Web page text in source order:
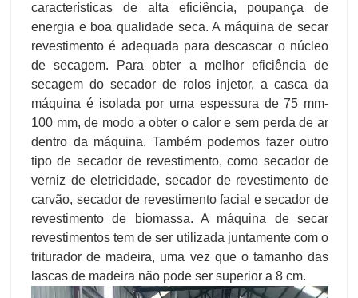
características de alta eficiência, poupança de
energia e boa qualidade seca. A máquina de secar
revestimento é adequada para descascar o núcleo
de secagem. Para obter a melhor eficiência de
secagem do secador de rolos injetor, a casca da
máquina é isolada por uma espessura de 75 mm-
100 mm, de modo a obter o calor e sem perda de ar
dentro da máquina. Também podemos fazer outro
tipo de secador de revestimento, como secador de
verniz de eletricidade, secador de revestimento de
carvão, secador de revestimento facial e secador de
revestimento de biomassa. A máquina de secar
revestimentos tem de ser utilizada juntamente com o
triturador de madeira, uma vez que o tamanho das
lascas de madeira não pode ser superior a 8 cm.